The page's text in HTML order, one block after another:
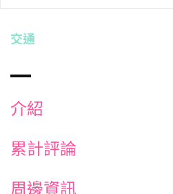
交通
介紹
累計評論
周邊資訊